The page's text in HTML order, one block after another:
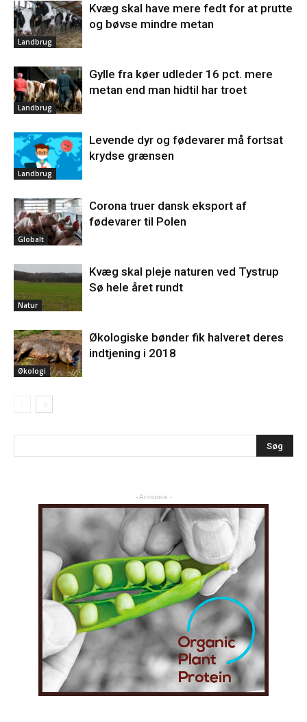
Landbrug
Kvæg skal have mere fedt for at prutte
og bøvse mindre metan
Landbrug
Gylle fra køer udleder 16 pct. mere
metan end man hidtil har troet
Landbrug
Levende dyr og fødevarer må fortsat
krydse grænsen
Globalt
Corona truer dansk eksport af
fødevarer til Polen
Natur
Kvæg skal pleje naturen ved Tystrup
Sø hele året rundt
Økologi
Økologiske bønder fik halveret deres
indtjening i 2018
- Annonce -